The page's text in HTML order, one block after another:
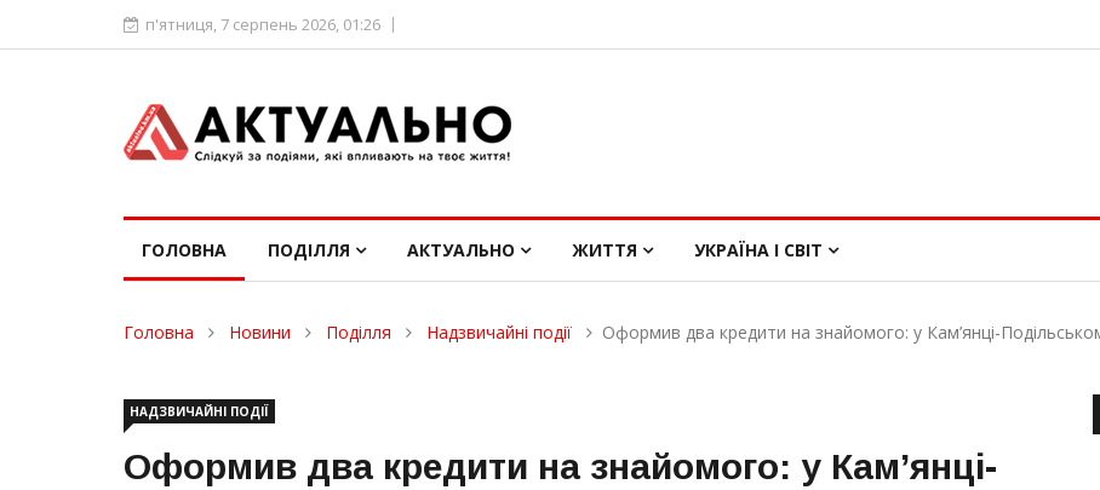
п'ятниця, 7 серпень 2026, 01:26
ГОЛОВНА ПОДІЛЛЯ АКТУАЛЬНО ЖИТТЯ УКРАЇНА І СВІТ
Головна Новини Поділля Надзвичайні події Оформив два кредити на знайомого: у Кам’янці-
НАДЗВИЧАЙНІ ПОДІЇ
Оформив два кредити на знайомого: у Кам’янці-